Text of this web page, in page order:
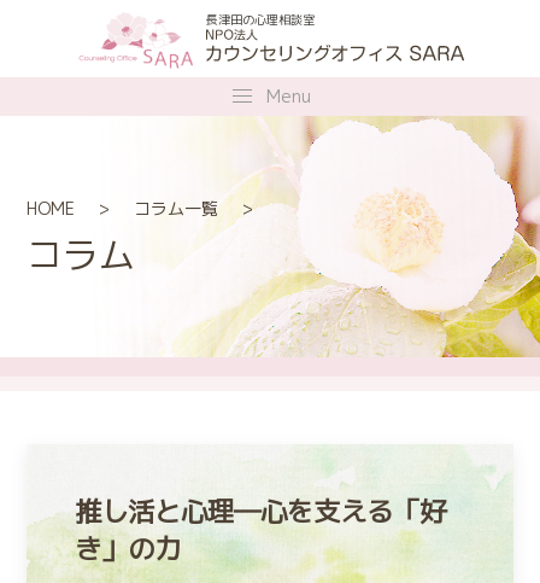
長津田の心理相談室
Menu
HOME コラム一覧
コラム
推し活と心理―心を支える「好
き」の力